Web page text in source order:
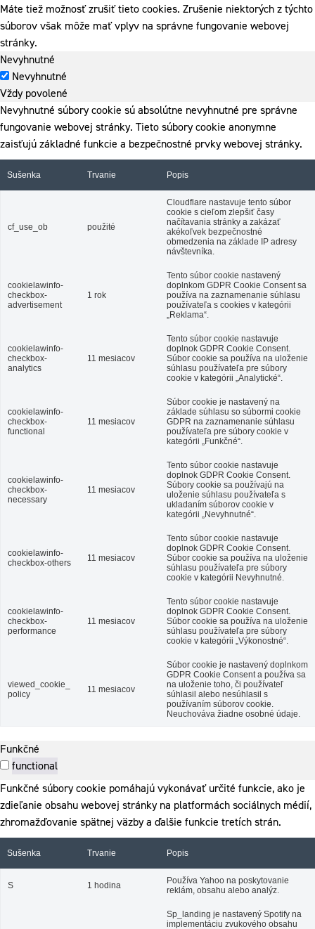
Máte tiež možnosť zrušiť tieto cookies. Zrušenie niektorých z týchto
súborov však môže mať vplyv na správne fungovanie webovej
stránky.
Nevyhnutné
Nevyhnutné
Vždy povolené
Nevyhnutné súbory cookie sú absolútne nevyhnutné pre správne
fungovanie webovej stránky. Tieto súbory cookie anonymne
zaisťujú základné funkcie a bezpečnostné prvky webovej stránky.
Sušenka Trvanie Popis
cf_use_ob použité
Cloudflare nastavuje tento súbor
cookie s cieľom zlepšiť časy
načítavania stránky a zakázať
akékoľvek bezpečnostné
obmedzenia na základe IP adresy
návštevníka.
cookielawinfo-
checkbox-
advertisement
1 rok
Tento súbor cookie nastavený
doplnkom GDPR Cookie Consent sa
používa na zaznamenanie súhlasu
používateľa s cookies v kategórii
„Reklama“.
cookielawinfo-
checkbox-
analytics
11 mesiacov
Tento súbor cookie nastavuje
doplnok GDPR Cookie Consent.
Súbor cookie sa používa na uloženie
súhlasu používateľa pre súbory
cookie v kategórii „Analytické“.
cookielawinfo-
checkbox-
functional
11 mesiacov
Súbor cookie je nastavený na
základe súhlasu so súbormi cookie
GDPR na zaznamenanie súhlasu
používateľa pre súbory cookie v
kategórii „Funkčné“.
cookielawinfo-
checkbox-
necessary
11 mesiacov
Tento súbor cookie nastavuje
doplnok GDPR Cookie Consent.
Súbory cookie sa používajú na
uloženie súhlasu používateľa s
ukladaním súborov cookie v
kategórii „Nevyhnutné“.
cookielawinfo-
checkbox-others
11 mesiacov
Tento súbor cookie nastavuje
doplnok GDPR Cookie Consent.
Súbor cookie sa používa na uloženie
súhlasu používateľa pre súbory
cookie v kategórii Nevyhnutné.
cookielawinfo-
checkbox-
performance
11 mesiacov
Tento súbor cookie nastavuje
doplnok GDPR Cookie Consent.
Súbor cookie sa používa na uloženie
súhlasu používateľa pre súbory
cookie v kategórii „Výkonostné“.
viewed_cookie_
policy
11 mesiacov
Súbor cookie je nastavený doplnkom
GDPR Cookie Consent a používa sa
na uloženie toho, či používateľ
súhlasil alebo nesúhlasil s
používaním súborov cookie.
Neuchováva žiadne osobné údaje.
Funkčné
functional
Funkčné súbory cookie pomáhajú vykonávať určité funkcie, ako je
zdieľanie obsahu webovej stránky na platformách sociálnych médií,
zhromažďovanie spätnej väzby a ďalšie funkcie tretích strán.
Sušenka Trvanie Popis
S 1 hodina
Používa Yahoo na poskytovanie
reklám, obsahu alebo analýz.
Sp_landing je nastavený Spotify na
implementáciu zvukového obsahu